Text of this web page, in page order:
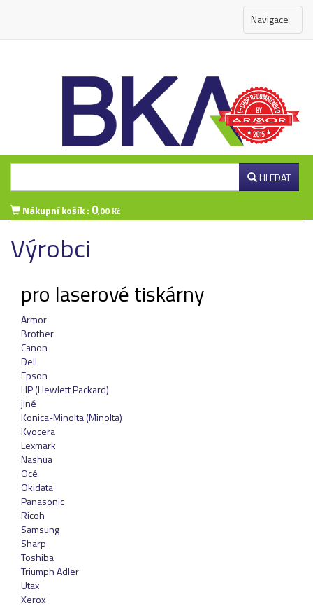
Navigace
HLEDAT
Nákupní košík : 0,00 Kč
Přihlášení zákazníka
Přihlásit se
Nová registrace
Kategorie Výrobci
Náplně
pro laserové tiskárny
pro jehličkové tiskárny
pro inkoustové tiskárny
pro kopírovací stroje
Ostatní
Label tape
Papíry a fólie
Výrobci
pro laserové tiskárny
Armor
Brother
Canon
Dell
Epson
HP (Hewlett Packard)
jiné
Konica-Minolta (Minolta)
Kyocera
Lexmark
Nashua
Océ
Okidata
Panasonic
Ricoh
Samsung
Sharp
Toshiba
Triumph Adler
Utax
Xerox